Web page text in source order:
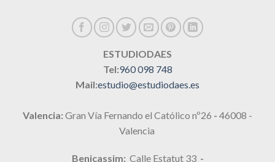
ESTUDIODAES
Tel:960 098 748
Mail:estudio@estudiodaes.es
Valencia: Gran Vía Fernando el Católico nº26 - 46008 -
Valencia
Benicassim: Calle Estatut 33 -